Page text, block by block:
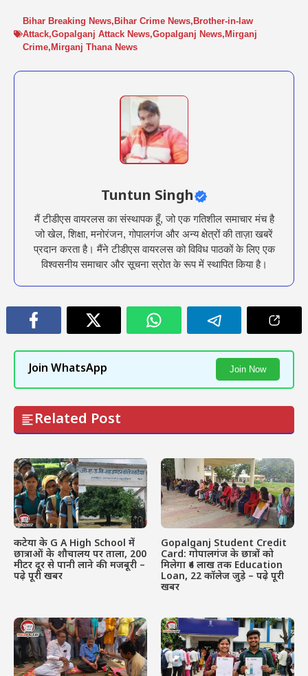
Bihar Breaking News, Bihar Crime News, Brother-in-law
Attack,Gopalganj Attack News,Gopalganj News, Mirganj
Crime, Mirganj Thana News
Tuntun Singh
मैं टीडीएस वायरलस का संस्थापक हूँ, जो एक गतिशील समाचार मंच है
जो खेल, शिक्षा, मनोरंजन, गोपालगंज और अन्य क्षेत्रों की ताज़ा खबरें
प्रदान करता है। मैंने टीडीएस वायरलस को विविध पाठकों के लिए एक
विश्वसनीय समाचार और सूचना स्रोत के रूप में स्थापित किया है।
Join WhatsApp Join Now
Related Post
कटेया के G A High School में
छात्राओं के शौचालय पर ताला, 200
मीटर दूर से पानी लाने की मजबूरी –
पढ़े पूरी खबर
Gopalganj Student Credit
Card: गोपालगंज के छात्रों को
मिलेगा ₹4 लाख तक Education
Loan, 22 कॉलेज जुड़े – पढ़े पूरी
खबर